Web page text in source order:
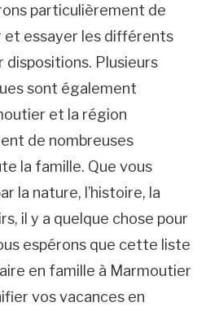
particulièrement de
et essayer les différents
dispositions. Plusieurs
sont également
et la région
de nombreuses
la famille. Que vous
la nature, l’histoire, la
il y a quelque chose pour
espérons que cette liste
en famille à Marmoutier
vos vacances en